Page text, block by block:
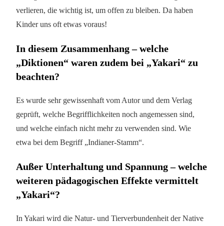
verlieren, die wichtig ist, um offen zu bleiben. Da haben
Kinder uns oft etwas voraus!
In diesem Zusammenhang – welche
„Diktionen“ waren zudem bei „Yakari“ zu
beachten?
Es wurde sehr gewissenhaft vom Autor und dem Verlag
geprüft, welche Begrifflichkeiten noch angemessen sind,
und welche einfach nicht mehr zu verwenden sind. Wie
etwa bei dem Begriff „Indianer-Stamm“.
Außer Unterhaltung und Spannung – welche
weiteren pädagogischen Effekte vermittelt
„Yakari“?
In Yakari wird die Natur- und Tierverbundenheit der Native